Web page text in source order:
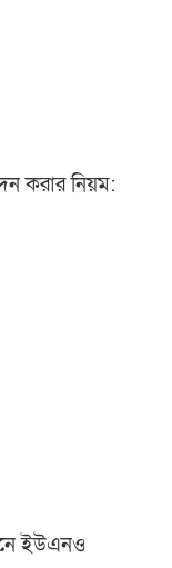
করার নিয়ম:
ইউএনও